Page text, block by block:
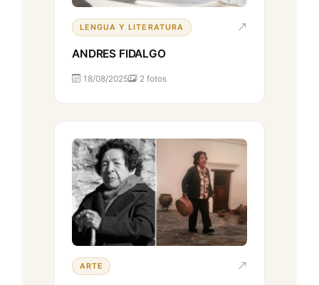
LENGUA Y LITERATURA
ANDRES FIDALGO
18/08/2025 2 fotos
ARTE